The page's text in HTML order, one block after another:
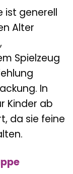
ist generell
Alter
Spielzeug
In
Kinder ab
da sie feine